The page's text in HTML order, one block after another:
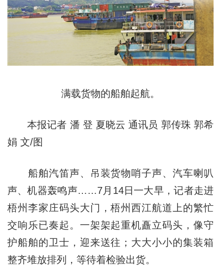
满载货物的船舶起航。
本报记者 潘 登 夏晓云 通讯员 郭传珠 郭希
娟 文/图
船舶汽笛声、吊装货物哨子声、汽车喇叭
声、机器轰鸣声……7月14日一大早，记者走进
梧州李家庄码头大门，梧州西江航道上的繁忙
交响乐已奏起。一架架起重机矗立码头，像守
护船舶的卫士，迎来送往；大大小小的集装箱
整齐堆放排列，等待着检验出货。